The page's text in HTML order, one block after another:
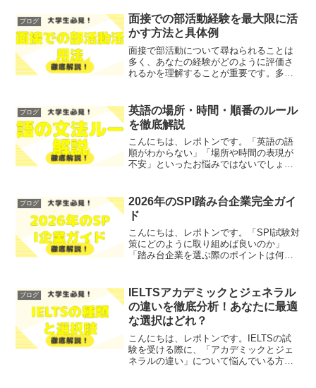
ブログ
面接での部活動経験を最大限に活
かす方法と具体例
面接で部活動について尋ねられることは
多く、あなたの経験がどのように評価さ
れるかを理解することが重要です。多く
いることでしょう。そこで今回は、面接
での部活動経験を最大限に...
ブログ
英語の場所・時間・順番のルール
を徹底解説
こんにちは、レポトンです。「英語の語
順がわからない」「場所や時間の表現が
不安」といったお悩みではないでしょう
す！レポトンこの記事は次のような人に
おすすめ！英語の語順が苦手...
ブログ
2026年のSPI踏み台企業完全ガイ
ド
こんにちは、レポトンです。「SPI試験対
策にどのように取り組めば良いのか」
「踏み台企業を選ぶ際のポイントは何
いて、詳しく解説します！レポトンこの
記事は次のような人...
ブログ
IELTSアカデミックとジェネラル
の違いを徹底分析！あなたに最適
な選択はどれ？
こんにちは、レポトンです。IELTSの試
験を受ける際に、「アカデミックとジェ
ネラルの違い」について悩んでいる方は